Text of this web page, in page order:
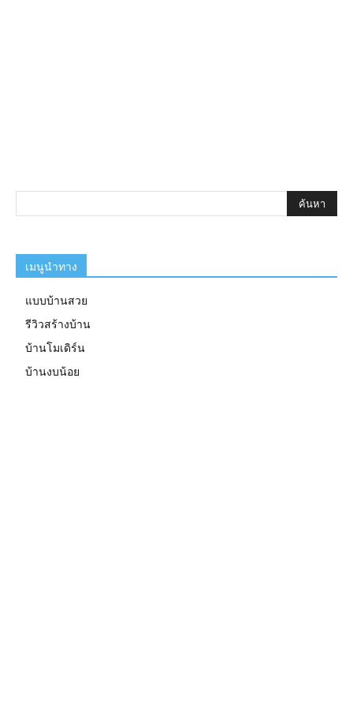
เมนูนำทาง
แบบบ้านสวย
รีวิวสร้างบ้าน
บ้านโมเดิร์น
บ้านงบน้อย